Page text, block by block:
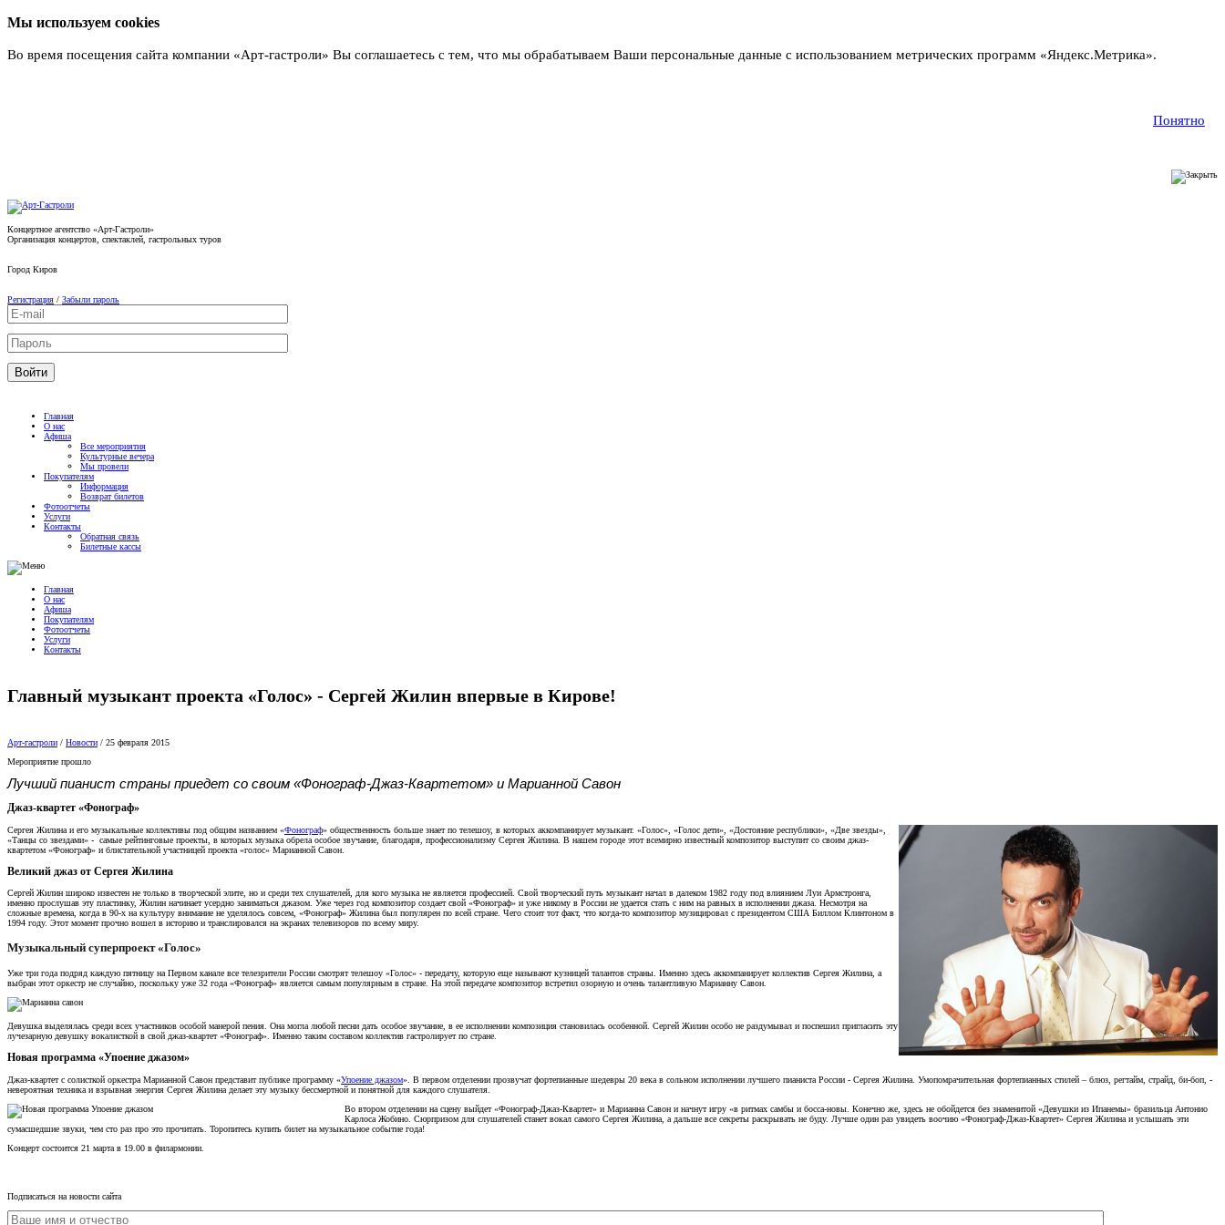
Мы используем cookies
Во время посещения сайта компании «Арт-гастроли» Вы соглашаетесь с тем, что мы обрабатываем Ваши персональные данные с использованием метрических программ «Яндекс.Метрика».
Понятно
Концертное агентство «Арт-Гастроли»
Организация концертов, спектаклей, гастрольных туров
Город Киров
Регистрация / Забыли пароль
Главная
О нас
Афиша
Все мероприятия
Культурные вечера
Мы провели
Покупателям
Информация
Возврат билетов
Фотоотчеты
Услуги
Контакты
Обратная связь
Билетные кассы
Главная
О нас
Афиша
Покупателям
Фотоотчеты
Услуги
Контакты
Главный музыкант проекта «Голос» - Сергей Жилин впервые в Кирове!
Арт-гастроли / Новости / 25 февраля 2015
Мероприятие прошло
Лучший пианист страны приедет со своим «Фонограф-Джаз-Квартетом» и Марианной Савон
Джаз-квартет «Фонограф»
Сергея Жилина и его музыкальные коллективы под общим названием «Фонограф» общественность больше знает по телешоу, в которых аккомпанирует музыкант. «Голос», «Голос дети», «Достояние республики», «Две звезды»,
«Танцы со звездами» - самые рейтинговые проекты, в которых музыка обрела особое звучание, благодаря, профессионализму Сергея Жилина. В нашем городе этот всемирно известный композитор выступит со своим джаз-
квартетом «Фонограф» и блистательной участницей проекта «голос» Марианной Савон.
Великий джаз от Сергея Жилина
Сергей Жилин широко известен не только в творческой элите, но и среди тех слушателей, для кого музыка не является профессией. Свой творческий путь музыкант начал в далеком 1982 году под влиянием Луи Армстронга,
именно прослушав эту пластинку, Жилин начинает усердно заниматься джазом. Уже через год композитор создает свой «Фонограф» и уже никому в России не удается стать с ним на равных в исполнении джаза. Несмотря на
сложные времена, когда в 90-х на культуру внимание не уделялось совсем, «Фонограф» Жилина был популярен по всей стране. Чего стоит тот факт, что когда-то композитор музицировал с президентом США Биллом Клинтоном в
1994 году. Этот момент прочно вошел в историю и транслировался на экранах телевизоров по всему миру.
Музыкальный суперпроект «Голос»
Уже три года подряд каждую пятницу на Первом канале все телезрители России смотрят телешоу «Голос» - передачу, которую еще называют кузницей талантов страны. Именно здесь аккомпанирует коллектив Сергея Жилина, а
выбран этот оркестр не случайно, поскольку уже 32 года «Фонограф» является самым популярным в стране. На этой передаче композитор встретил озорную и очень талантливую Марианну Савон.
Девушка выделялась среди всех участников особой манерой пения. Она могла любой песни дать особое звучание, в ее исполнении композиция становилась особенной. Сергей Жилин особо не раздумывал и поспешил пригласить эту
лучезарную девушку вокалисткой в свой джаз-квартет «Фонограф». Именно таким составом коллектив гастролирует по стране.
Новая программа «Упоение джазом»
Джаз-квартет с солисткой оркестра Марианной Савон представит публике программу «Упоение джазом». В первом отделении прозвучат фортепианные шедевры 20 века в сольном исполнении лучшего пианиста России - Сергея Жилина. Умопомрачительная фортепианных стилей – блюз, регтайм, страйд, би-боп, -
невероятная техника и взрывная энергия Сергея Жилина делает эту музыку бессмертной и понятной для каждого слушателя.
Во втором отделении на сцену выйдет «Фонограф-Джаз-Квартет» и Марианна Савон и начнут игру «в ритмах самбы и босса-новы. Конечно же, здесь не обойдется без знаменитой «Девушки из Ипанемы» бразильца Антонио
Карлоса Жобино. Сюрпризом для слушателей станет вокал самого Сергея Жилина, а дальше все секреты раскрывать не буду. Лучше один раз увидеть воочию «Фонограф-Джаз-Квартет» Сергея Жилина и услышать эти
сумасшедшие звуки, чем сто раз про это прочитать. Торопитесь купить билет на музыкальное событие года!
Концерт состоится 21 марта в 19.00 в филармонии.
Подписаться на новости сайта